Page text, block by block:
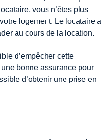
vous n’êtes plus
logement. Le locataire a
au cours de la location.
d’empêcher cette
bonne assurance pour
d’obtenir une prise en